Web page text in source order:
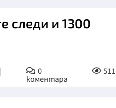
следи и 1300
0
коментара
511